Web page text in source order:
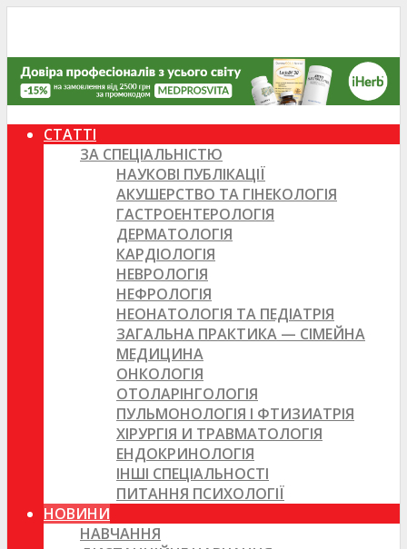
СТАТТІ
ЗА СПЕЦІАЛЬНІСТЮ
НАУКОВІ ПУБЛІКАЦІЇ
АКУШЕРСТВО ТА ГІНЕКОЛОГІЯ
ГАСТРОЕНТЕРОЛОГІЯ
ДЕРМАТОЛОГІЯ
КАРДІОЛОГІЯ
НЕВРОЛОГІЯ
НЕФРОЛОГІЯ
НЕОНАТОЛОГІЯ ТА ПЕДІАТРІЯ
ЗАГАЛЬНА ПРАКТИКА — СІМЕЙНА
МЕДИЦИНА
ОНКОЛОГІЯ
ОТОЛАРІНГОЛОГІЯ
ПУЛЬМОНОЛОГІЯ І ФТИЗИАТРІЯ
ХІРУРГІЯ И ТРАВМАТОЛОГІЯ
ЕНДОКРИНОЛОГІЯ
ІНШІ СПЕЦІАЛЬНОСТІ
ПИТАННЯ ПСИХОЛОГІЇ
НОВИНИ
НАВЧАННЯ